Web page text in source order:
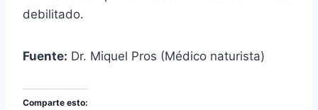
debilitado.
Fuente: Dr. Miquel Pros (Médico naturista)
Comparte esto: